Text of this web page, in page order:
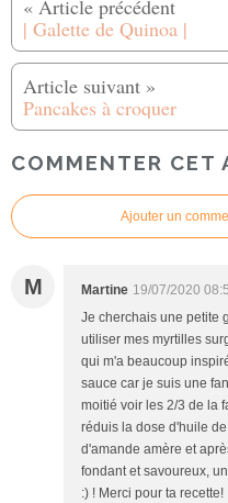
| Galette de Quinoa |
Pancakes à croquer
COMMENTER CET
Ajouter un
M Martine 19/07/2020
Je cherchais une petite
utiliser mes myrtilles
qui m'a beaucoup
sauce car je suis une
moitié voir les 2/3 de la
réduis la dose d'huile
d'amande amère et
fondant et savoureux,
:) ! Merci pour ta recette!